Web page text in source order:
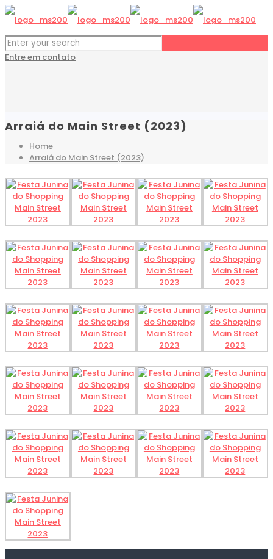
Entre em contato
Arraiá do Main Street (2023)
Home
Arraiá do Main Street (2023)